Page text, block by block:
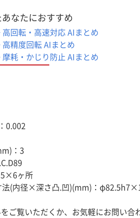
なたにおすすめ
回転・高速対応 AIまとめ
精度回転 AIまとめ
耗・かじり防止 AIまとめ
0.002
：3
ヶ所
(内径×深さ凸.凹)(mm)：
ご覧いただくか、お気軽にお問い合